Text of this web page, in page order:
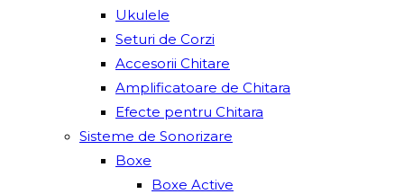
Ukulele
Seturi de Corzi
Accesorii Chitare
Amplificatoare de Chitara
Efecte pentru Chitara
Sisteme de Sonorizare
Boxe
Boxe Active